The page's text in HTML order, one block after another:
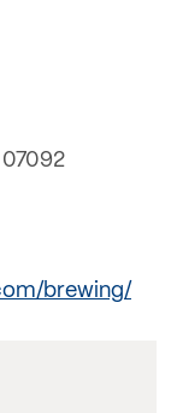
07092
brewing/